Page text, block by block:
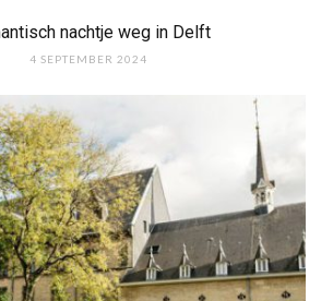
nachtje weg in Delft
4 SEPTEMBER 2024